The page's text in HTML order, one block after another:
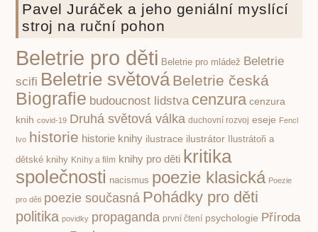
Pavel Juráček a jeho geniální myslící
stroj na ruční pohon
Beletrie pro děti Beletrie pro mládež Beletrie
scifi Beletrie světováBeletrie česká
Biografie budoucnost lidstva cenzura cenzura
knih covid-19 Druhá světová válka duchovní rozvoj eseje Fencl
Ivo historie historie knihy ilustrace ilustrátor
Ilustrátoři a
dětské knihy Knihy a film knihy pro děti kritika
společnosti nacismus poezie klasická Poezie
pro děti poezie současná Pohádky pro děti
politika povidky propaganda první čtení psychologie Příroda